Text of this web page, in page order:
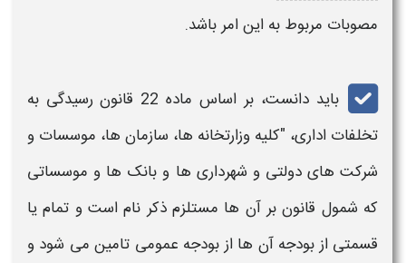
مصوبات مربوط به این امر باشد.
باید دانست، بر اساس ماده 22 قانون رسیدگی به
تخلفات اداری، "کلیه وزارتخانه‌ ها، سازمان ها، موسسات و
شرکت های دولتی و شهرداری ها و بانک ها و موسساتی
که شمول قانون بر آن ها مستلزم ذکر نام است و‌ تمام یا
قسمتی از بودجه آن ها از بودجه عمومی تامین می‌ شود و